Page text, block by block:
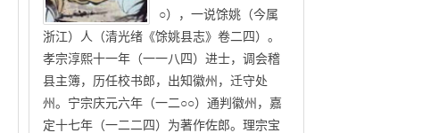
○），一说馀姚（今属
浙江）人（清光绪《馀姚县志》卷二四）。
孝宗淳熙十一年（一一八四）进士，调会稽
县主簿，历任校书郎，出知徽州，迁守处
州。宁宗庆元六年（一二○○）通判徽州，嘉
定十七年（一二二四）为著作佐郎。理宗宝